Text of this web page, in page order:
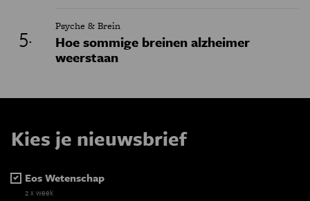
Psyche & Brein
Hoe sommige breinen alzheimer
weerstaan
Kies je nieuwsbrief
Eos Wetenschap
2 x week